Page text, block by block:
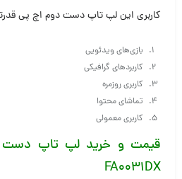
کاربری این لپ تاپ دست دوم اچ پی
بازی‌های ویدئویی
کاربردهای گرافیکی
کاربری روزمره
تماشای محتوا
کاربری معمولی
FA0031DX